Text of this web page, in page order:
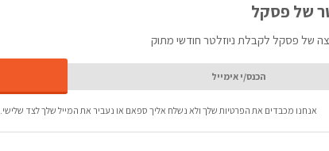
של פסקל
של פסקל לקבלת ניוזלטר חודשי מתוק
אנחנו מכבדים את הפרטיות שלך ולא נשלח אליך ספאם או נעביר את המייל שלך לצד שלישי.